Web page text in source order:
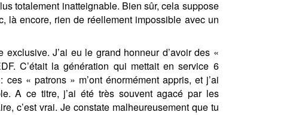
totalement inatteignable. Bien sûr, cela suppose
là encore, rien de réellement impossible avec un
J’ai eu le grand honneur d’avoir des «
C’était la génération qui mettait en service 6
« patrons » m’ont énormément appris, et j’ai
A ce titre, j’ai été très souvent agacé par les
c’est vrai. Je constate malheureusement que tu